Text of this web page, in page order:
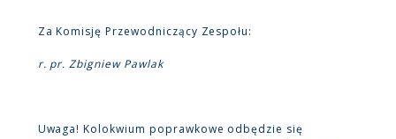
Za Komisję Przewodniczący Zespołu:
r. pr. Zbigniew Pawlak
Uwaga! Kolokwium poprawkowe odbędzie się